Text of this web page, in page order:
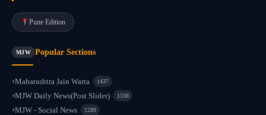
Pune Edition
MJW Popular Sections
Maharashtra Jain Warta 1437
MJW Daily News(Post Slider) 1338
MJW - Social News 1289